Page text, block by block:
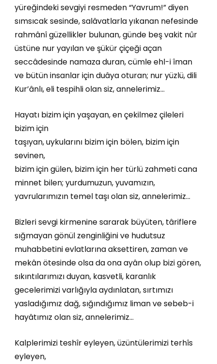
yüreğindeki sevgiyi resmeden “Yavrum!” diyen
sımsıcak sesinde, salâvatlarla yıkanan nefesinde
rahmânî güzellikler bulunan, günde beş vakit nûr
üstüne nur yayılan ve şükür çiçeği açan
seccâdesinde namaza duran, cümle ehl-i îman
ve bütün insanlar için duâya oturan; nur yüzlü, dili
Kur’ânlı, eli tespihli olan siz, annelerimiz…
Hayatı bizim için yaşayan, en çekilmez çileleri
bizim için
taşıyan, uykularını bizim için bölen, bizim için
sevinen,
bizim için gülen, bizim için her türlü zahmeti cana
minnet bilen; yurdumuzun, yuvamızın,
yavrularımızın temel taşı olan siz, annelerimiz…
Bizleri sevgi kirmenine sararak büyüten, târiflere
sığmayan gönül zenginliğini ve hudutsuz
muhabbetini evlatlarına aksettiren, zaman ve
mekân ötesinde olsa da ona ayân olup bizi gören,
sıkıntılarımızı duyan, kasvetli, karanlık
gecelerimizi varlığıyla aydınlatan, sırtımızı
yasladığımız dağ, sığındığımız liman ve sebeb-i
hayâtımız olan siz, annelerimiz…
Kalplerimizi teshîr eyleyen, üzüntülerimizi terhîs
eyleyen,